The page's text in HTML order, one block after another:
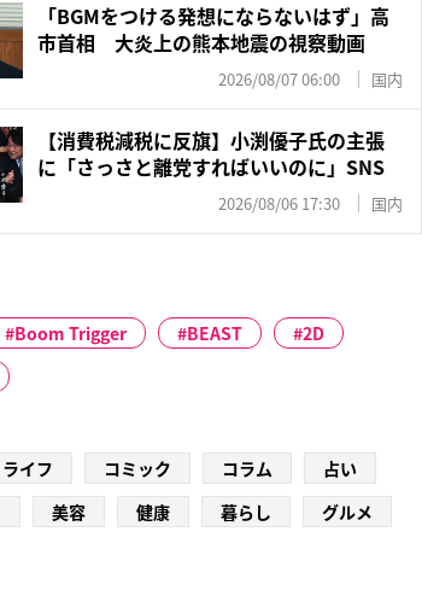
「BGMをつける発想にならないはず」高
市首相 大炎上の熊本地震の視察動画
2026/08/07 06:00 国内
【消費税減税に反旗】小渕優子氏の主張
に「さっさと離党すればいいのに」SNS
2026/08/06 17:30 国内
Boom Trigger BEAST
2D
ライフ コミック コラム
占い
美容 健康 暮らし グルメ